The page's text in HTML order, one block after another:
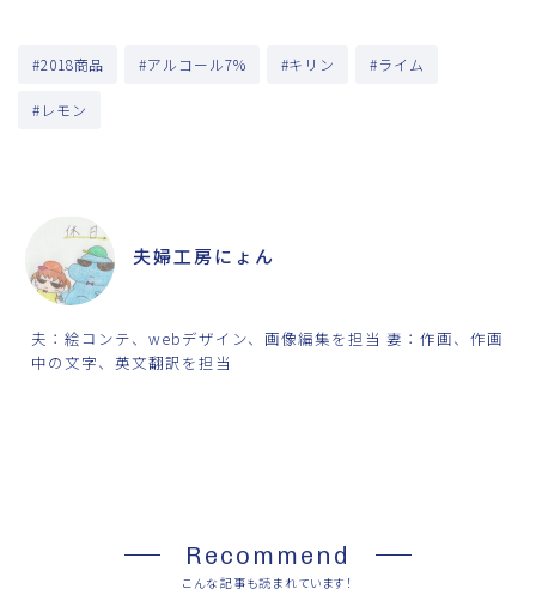
#2018商品 #アルコール7% #キリン #ライム
#レモン
夫婦工房にょん
夫：絵コンテ、webデザイン、画像編集を担当 妻：作画、作画
中の文字、英文翻訳を担当
Recommend
こんな記事も読まれています！